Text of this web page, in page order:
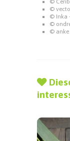
©
©
© Inka
©
© anke